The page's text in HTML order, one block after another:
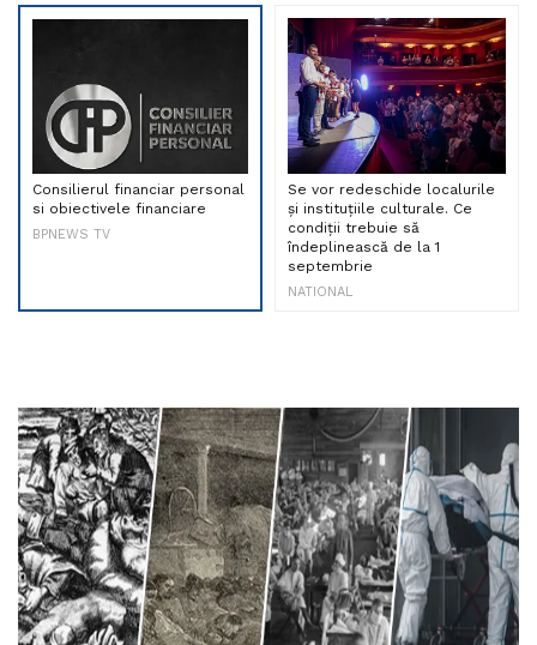
Consilierul financiar personal
si obiectivele financiare
BPNEWS TV
Se vor redeschide localurile
și instituțiile culturale. Ce
condiții trebuie să
îndeplinească de la 1
septembrie
NATIONAL